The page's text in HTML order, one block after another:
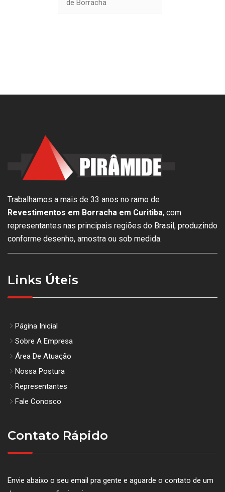
de Borracha
Trabalhamos a mais de 33 anos no ramo de
Revestimentos em Borracha em Curitiba, com
representantes nas principais regiões do Brasil, produzindo
conforme desenho, amostra ou sob medida.
Links Úteis
Página Inicial
Sobre A Empresa
Área De Atuação
Nossa Postura
Representantes
Fale Conosco
Contato Rápido
Envie abaixo o seu email pra gente e aguarde o contato de um